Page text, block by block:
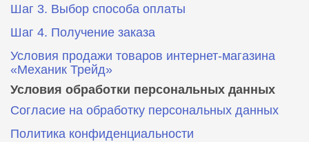
Шаг 3. Выбор способа оплаты
Шаг 4. Получение заказа
Условия продажи товаров интернет-магазина
«Механик Трейд»
Условия обработки персональных данных
Согласие на обработку персональных данных
Политика конфиденциальности